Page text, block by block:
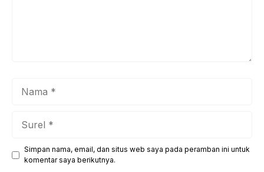
Situs
web
Simpan nama, email, dan situs web saya pada peramban ini untuk
komentar saya berikutnya.